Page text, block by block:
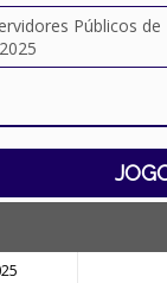
Públicos
2025